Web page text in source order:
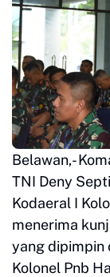
Belawan,-
TNI Deny
Kodaeral I
menerima
yang dipimpin
Kolonel Pnb